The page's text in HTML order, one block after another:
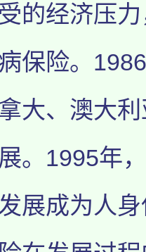
的经济压
保险。
大、澳大
。1995年
展成为人